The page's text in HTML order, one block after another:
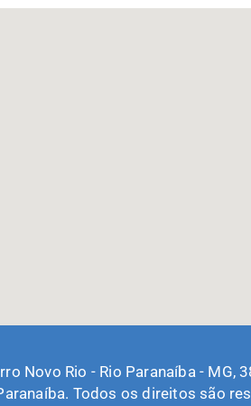
Novo Rio - Rio Paranaíba - MG,
Todos os direitos são